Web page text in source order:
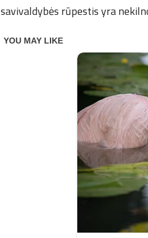
savivaldybės rūpestis yra